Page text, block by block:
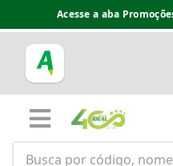
Acesse a aba